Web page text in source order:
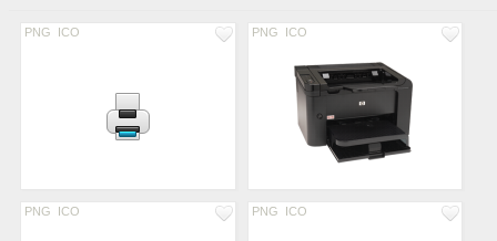
PNG ICO PNG ICO
PNG ICO PNG ICO